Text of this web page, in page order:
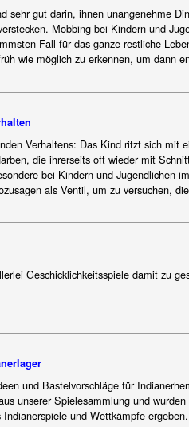
sehr gut darin, ihnen unangenehme
Mobbing bei Kindern und
Fall für das ganze restliche
wie möglich zu erkennen, um dann
Verhaltens: Das Kind ritzt sich mit
die ihrerseits oft wieder mit
bei Kindern und Jugendlichen
als Ventil, um zu versuchen,
Geschicklichkeitsspiele damit zu
und Bastelvorschläge für
unserer Spielesammlung und
Indianerspiele und Wettkämpfe ergeben.